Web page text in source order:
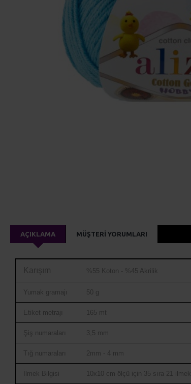
AÇIKLAMA MÜŞTERI YORUMLARI
Karışım %55 Koton - %45 Akrilik
Yumak gramajı 50 g
Etiket metrajı 165 mt
Şiş numaraları 3,5 mm
Tığ numaraları 2mm - 4 mm
İlmek Bilgisi 10x10 cm ölçü için 35 sıra 21 ilmek